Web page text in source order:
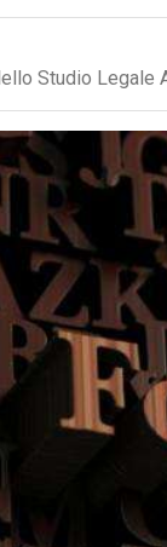
Studio Legale